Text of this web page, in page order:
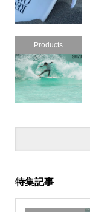
Products
特集記事